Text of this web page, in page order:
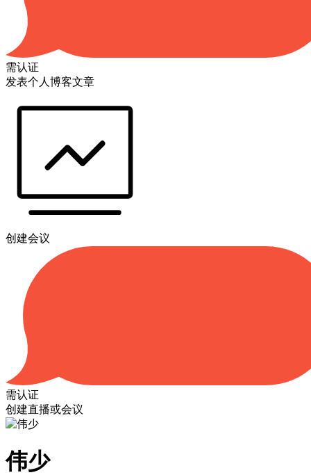
需认证
发表个人博客文章
创建会议
需认证
创建直播或会议
伟少